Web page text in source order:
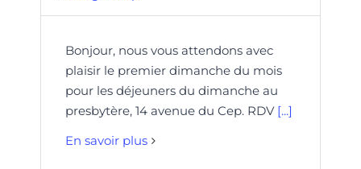
Bonjour, nous vous attendons avec
plaisir le premier dimanche du mois
pour les déjeuners du dimanche au
presbytère, 14 avenue du Cep. RDV [...]
En savoir plus